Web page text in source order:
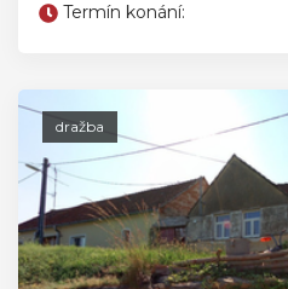
Termín konání:
dražba